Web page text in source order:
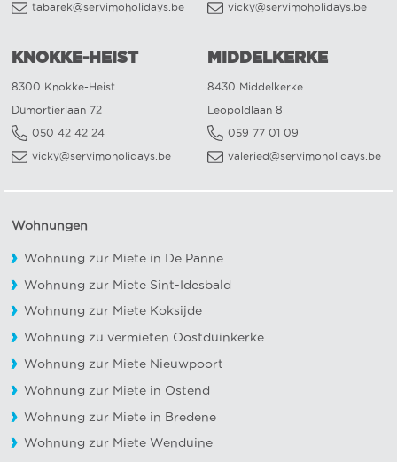
tabarek@servimoholidays.be
vicky@servimoholidays.be
KNOKKE-HEIST
8300 Knokke-Heist
Dumortierlaan 72
050 42 42 24
vicky@servimoholidays.be
MIDDELKERKE
8430 Middelkerke
Leopoldlaan 8
059 77 01 09
valeried@servimoholidays.be
Wohnungen
Wohnung zur Miete in De Panne
Wohnung zur Miete Sint-Idesbald
Wohnung zur Miete Koksijde
Wohnung zu vermieten Oostduinkerke
Wohnung zur Miete Nieuwpoort
Wohnung zur Miete in Ostend
Wohnung zur Miete in Bredene
Wohnung zur Miete Wenduine